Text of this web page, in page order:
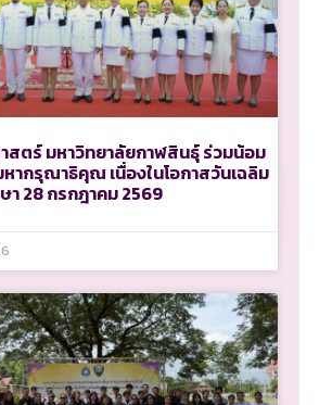
สตร์ มหาวิทยาลัยกาฬสินธุ์ ร่วมน้อม
ากรุณาธิคุณ เนื่องในโอกาสวันเฉลิม
28 กรกฎาคม 2569